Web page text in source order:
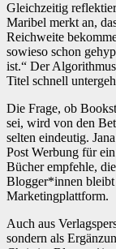
Gleichzeitig
Maribel merkt an,
Reichweite
sowieso schon
ist.“ Der
Titel schnell
Die Frage, ob
sei, wird von den
selten eindeutig.
Post Werbung für
Bücher empfehle,
Blogger*innen
Marketingplattform.
Auch aus
sondern als